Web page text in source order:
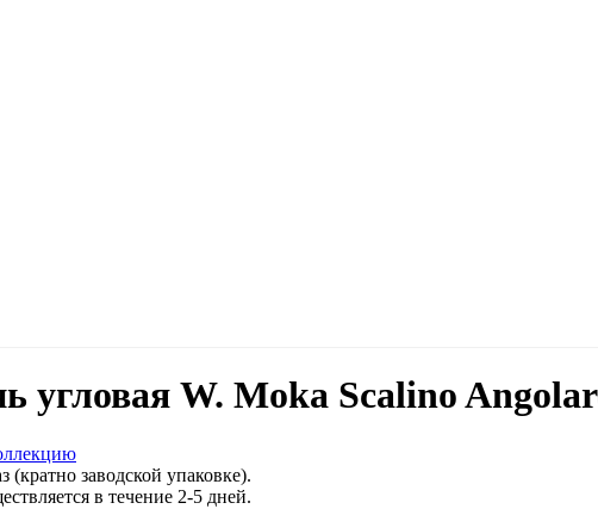
угловая W. Moka Scalino
(кратно заводской упаковке).
в течение 2-5 дней.